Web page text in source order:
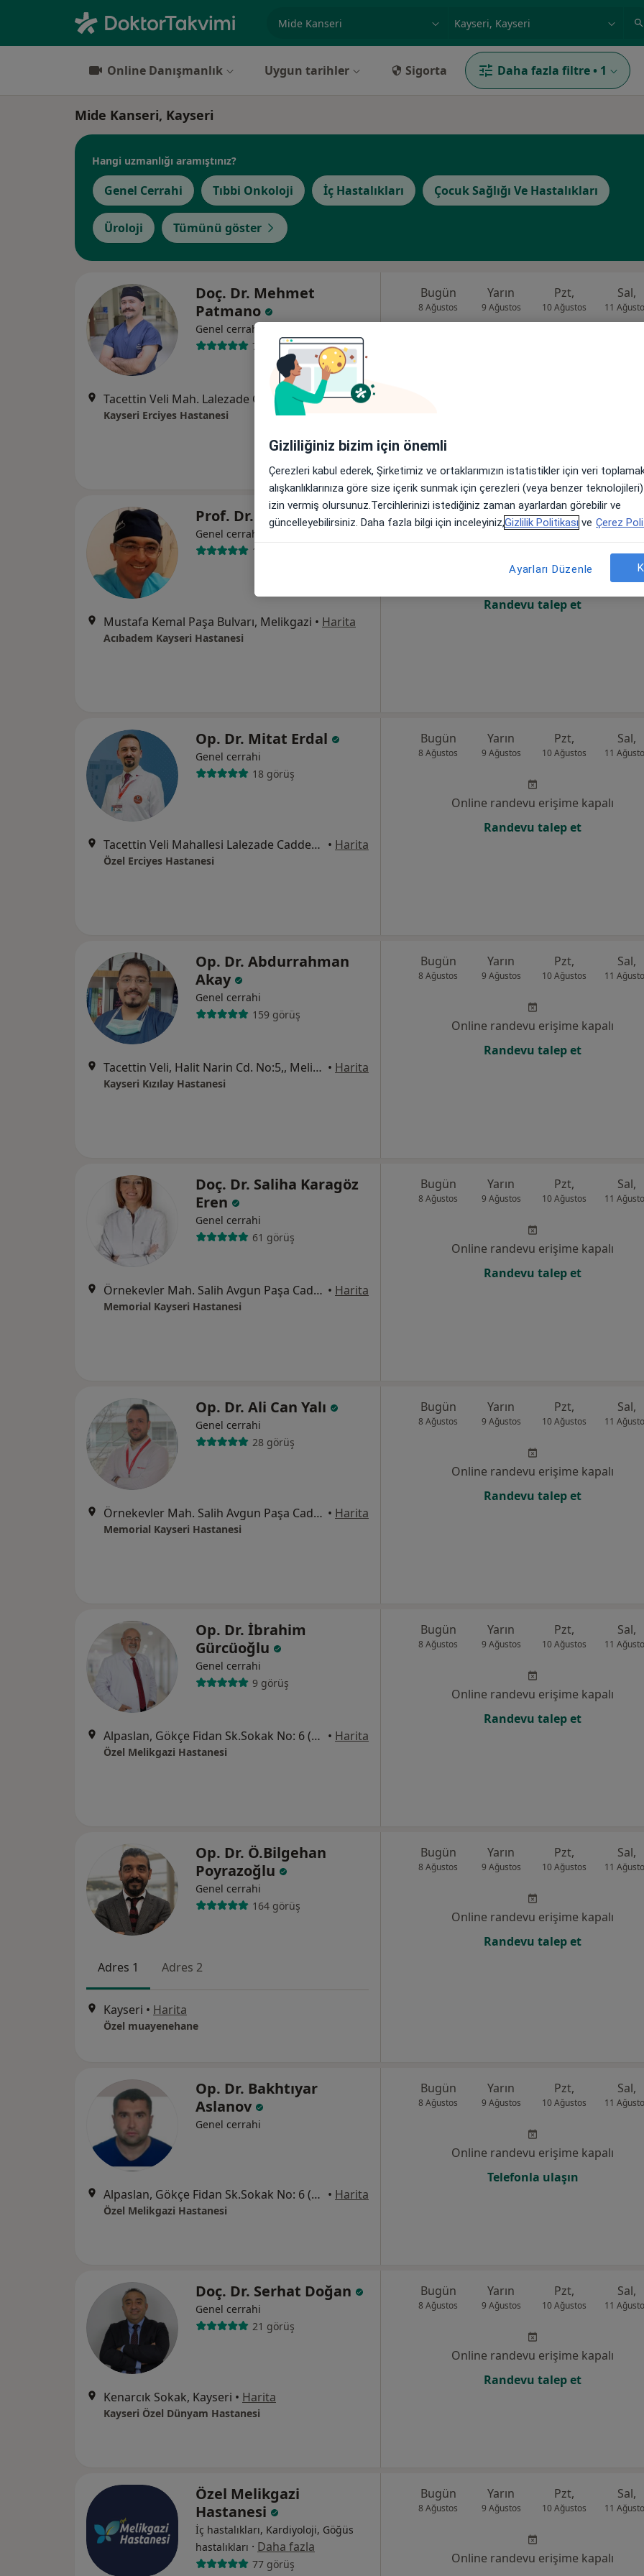
Online Danışmanlık Uygun tarihler Sigorta Daha fazla filtre • 1
Mide Kanseri, Kayseri
Hangi uzmanlığı aramıştınız?
Genel Cerrahi Tıbbi Onkoloji İç Hastalıkları Çocuk Sağlığı Ve Hastalıkları
Üroloji Tümünü göster
Doç. Dr. Mehmet
Patmano
Genel cerrahi
70 görüş
Tacettin Veli Mah. Lalezade Cd., Kayseri•Harita
Kayseri Erciyes Hastanesi
Bugün
8 Ağustos
Yarın
9 Ağustos
Pzt,
10 Ağustos
Sal,
11
Prof. Dr. Can Küçük
Genel cerrahi
142 görüş
Mustafa Kemal Paşa Bulvarı, Melikgazi • Harita
Acıbadem Kayseri Hastanesi
Bugün
8 Ağustos
Yarın
9 Ağustos
Pzt,
10 Ağustos
Sal,
11
Online randevu erişime kapalı
Randevu talep et
Op. Dr. Mitat Erdal
Genel cerrahi
18 görüş
Tacettin Veli Mahallesi Lalezade Caddesi, Kayseri • Harita
Özel Erciyes Hastanesi
Bugün
8 Ağustos
Yarın
9 Ağustos
Pzt,
10 Ağustos
Sal,
11
Online randevu erişime kapalı
Randevu talep et
Op. Dr. Abdurrahman
Akay
Genel cerrahi
159 görüş
Tacettin Veli, Halit Narin Cd. No:5,, Melikgazi • Harita
Kayseri Kızılay Hastanesi
Bugün
8 Ağustos
Yarın
9 Ağustos
Pzt,
10 Ağustos
Sal,
11
Online randevu erişime kapalı
Randevu talep et
Doç. Dr. Saliha Karagöz
Eren
Genel cerrahi
61 görüş
Örnekevler Mah. Salih Avgun Paşa Cad. Temizel Sok. No: 13 38010, Kocasinan • Harita
Memorial Kayseri Hastanesi
Bugün
8 Ağustos
Yarın
9 Ağustos
Pzt,
10 Ağustos
Sal,
11
Online randevu erişime kapalı
Randevu talep et
Op. Dr. Ali Can Yalı
Genel cerrahi
28 görüş
Örnekevler Mah. Salih Avgun Paşa Cad. Temizel Sok. No: 13 38010, Kocasinan • Harita
Memorial Kayseri Hastanesi
Bugün
8 Ağustos
Yarın
9 Ağustos
Pzt,
10 Ağustos
Sal,
11
Online randevu erişime kapalı
Randevu talep et
Op. Dr. İbrahim
Gürcüoğlu
Genel cerrahi
9 görüş
Alpaslan, Gökçe Fidan Sk.Sokak No: 6 (Kayseripark AVM arkası), Melikgazi • Harita
Özel Melikgazi Hastanesi
Bugün
8 Ağustos
Yarın
9 Ağustos
Pzt,
10 Ağustos
Sal,
11
Online randevu erişime kapalı
Randevu talep et
Op. Dr. Ö.Bilgehan
Poyrazoğlu
Genel cerrahi
164 görüş
Adres 1 Adres 2
Kayseri • Harita
Özel muayenehane
Bugün
8 Ağustos
Yarın
9 Ağustos
Pzt,
10 Ağustos
Sal,
11
Online randevu erişime kapalı
Randevu talep et
Op. Dr. Bakhtıyar
Aslanov
Genel cerrahi
Alpaslan, Gökçe Fidan Sk.Sokak No: 6 (Kayseripark AVM arkası), Melikgazi • Harita
Özel Melikgazi Hastanesi
Bugün
8 Ağustos
Yarın
9 Ağustos
Pzt,
10 Ağustos
Sal,
11
Online randevu erişime kapalı
Telefonla ulaşın
Doç. Dr. Serhat Doğan
Genel cerrahi
21 görüş
Kenarcık Sokak, Kayseri • Harita
Kayseri Özel Dünyam Hastanesi
Bugün
8 Ağustos
Yarın
9 Ağustos
Pzt,
10 Ağustos
Sal,
11
Online randevu erişime kapalı
Randevu talep et
Özel Melikgazi
Hastanesi
İç hastalıkları, Kardiyoloji, Göğüs
hastalıkları · Daha fazla
77 görüş
Bugün
8 Ağustos
Yarın
9 Ağustos
Pzt,
10 Ağustos
Sal,
11
Online randevu erişime kapalı
Gizliliğiniz bizim için önemli
Çerezleri kabul ederek, Şirketimiz ve ortaklarımızın istatistikler için veri
alışkanlıklarınıza göre size içerik sunmak için çerezleri (veya benzer
izin vermiş olursunuz.Tercihlerinizi istediğiniz zaman ayarlardan görebilir ve
güncelleyebilirsiniz. Daha fazla bilgi için inceleyiniz,Gizlilik Politikası ve Çerez
Ayarları Düzenle